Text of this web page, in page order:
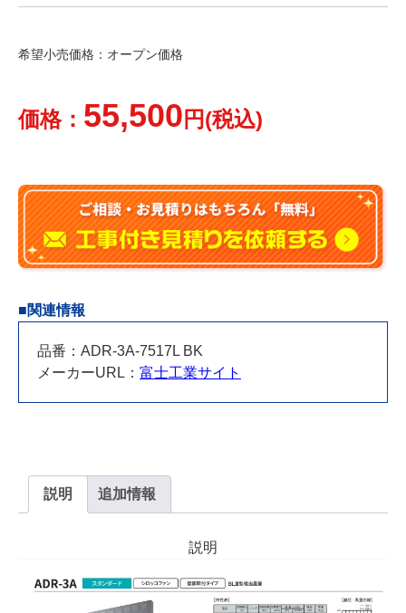
希望小売価格：オープン価格
価格： 55,500 円(税込)
■関連情報
品番：ADR-3A-7517L BK
メーカーURL： 富士工業サイト
説明 追加情報
説明